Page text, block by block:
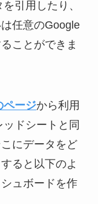
引用したり、
任意のGoogle
ことができま
ページから利用
ドシートと同
にデータをど
ると以下のよ
ュボードを作